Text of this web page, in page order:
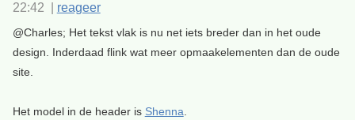
22:42 | reageer
@Charles; Het tekst vlak is nu net iets breder dan in het oude
design. Inderdaad flink wat meer opmaakelementen dan de oude
site.
Het model in de header is Shenna.